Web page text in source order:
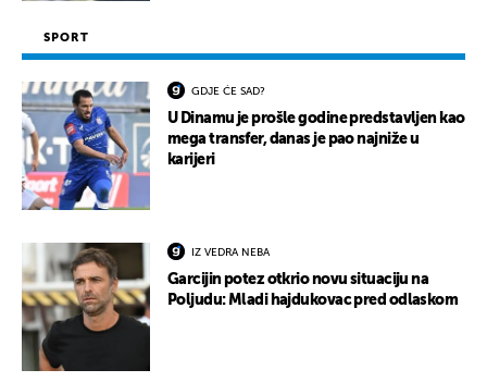
SPORT
GDJE ĆE SAD?
U Dinamu je prošle godine predstavljen kao
mega transfer, danas je pao najniže u
karijeri
IZ VEDRA NEBA
Garcijin potez otkrio novu situaciju na
Poljudu: Mladi hajdukovac pred odlaskom